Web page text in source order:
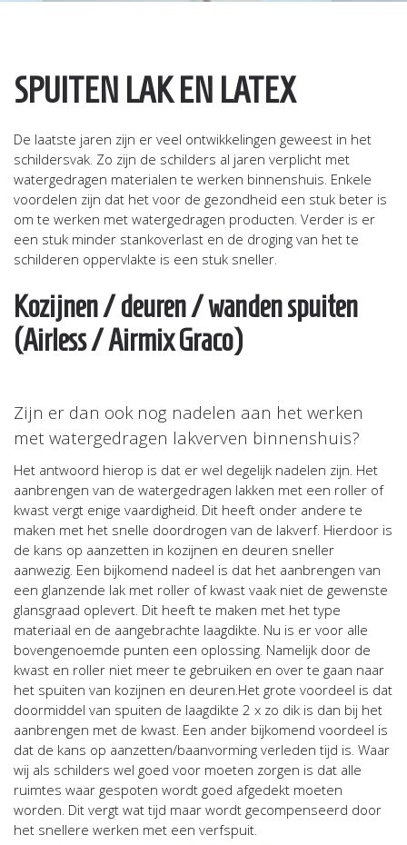
SPUITEN LAK EN LATEX
De laatste jaren zijn er veel ontwikkelingen geweest in het
schildersvak. Zo zijn de schilders al jaren verplicht met
watergedragen materialen te werken binnenshuis. Enkele
voordelen zijn dat het voor de gezondheid een stuk beter is
om te werken met watergedragen producten. Verder is er
een stuk minder stankoverlast en de droging van het te
schilderen oppervlakte is een stuk sneller.
Kozijnen / deuren / wanden spuiten
(Airless / Airmix Graco)
Zijn er dan ook nog nadelen aan het werken
met watergedragen lakverven binnenshuis?
Het antwoord hierop is dat er wel degelijk nadelen zijn. Het
aanbrengen van de watergedragen lakken met een roller of
kwast vergt enige vaardigheid. Dit heeft onder andere te
maken met het snelle doordrogen van de lakverf. Hierdoor is
de kans op aanzetten in kozijnen en deuren sneller
aanwezig. Een bijkomend nadeel is dat het aanbrengen van
een glanzende lak met roller of kwast vaak niet de gewenste
glansgraad oplevert. Dit heeft te maken met het type
materiaal en de aangebrachte laagdikte. Nu is er voor alle
bovengenoemde punten een oplossing. Namelijk door de
kwast en roller niet meer te gebruiken en over te gaan naar
het spuiten van kozijnen en deuren.Het grote voordeel is dat
doormiddel van spuiten de laagdikte 2 x zo dik is dan bij het
aanbrengen met de kwast. Een ander bijkomend voordeel is
dat de kans op aanzetten/baanvorming verleden tijd is. Waar
wij als schilders wel goed voor moeten zorgen is dat alle
ruimtes waar gespoten wordt goed afgedekt moeten
worden. Dit vergt wat tijd maar wordt gecompenseerd door
het snellere werken met een verfspuit.